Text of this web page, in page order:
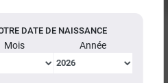
DATE DE NAISSANCE
Mois Année